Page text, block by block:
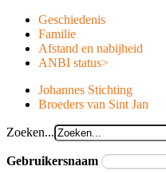
Geschiedenis
Familie
Afstand en nabijheid
ANBI status>
Johannes Stichting
Broeders van Sint Jan
Zoeken...
Gebruikersnaam